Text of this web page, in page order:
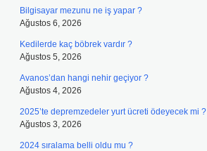
Bilgisayar mezunu ne iş yapar ?
Ağustos 6, 2026
Kedilerde kaç böbrek vardır ?
Ağustos 5, 2026
Avanos’dan hangi nehir geçiyor ?
Ağustos 4, 2026
2025’te depremzedeler yurt ücreti ödeyecek mi ?
Ağustos 3, 2026
2024 sıralama belli oldu mu ?